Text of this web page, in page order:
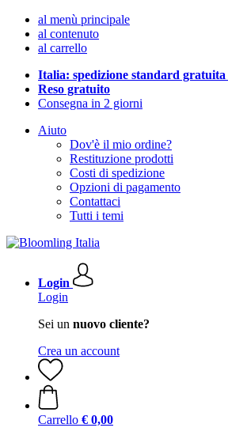
al menù principale
al contenuto
al carrello
Italia: spedizione standard gratuita
Reso gratuito
Consegna in 2 giorni
Aiuto
Dov'è il mio ordine?
Restituzione prodotti
Costi di spedizione
Opzioni di pagamento
Contattaci
Tutti i temi
Login
Login
Sei un nuovo cliente?
Crea un account
Carrello € 0,00